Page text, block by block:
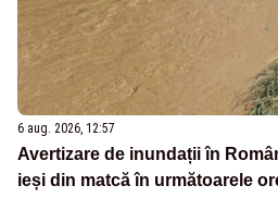
6 aug. 2026, 12:57
Avertizare de inundații în
ieși din matcă în următoarele